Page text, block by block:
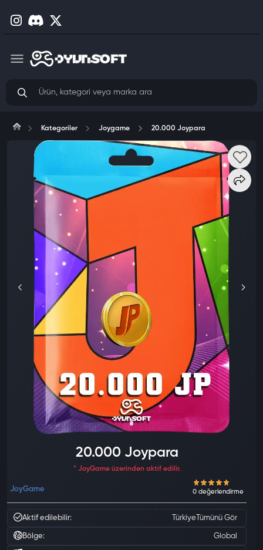
Kategoriler Joygame 20.000 Joypara
20.000 Joypara
* JoyGame üzerinden aktif edilir.
JoyGame
Aktif edilebilir: Türkiye Tümünü Gör
Bölge: Global